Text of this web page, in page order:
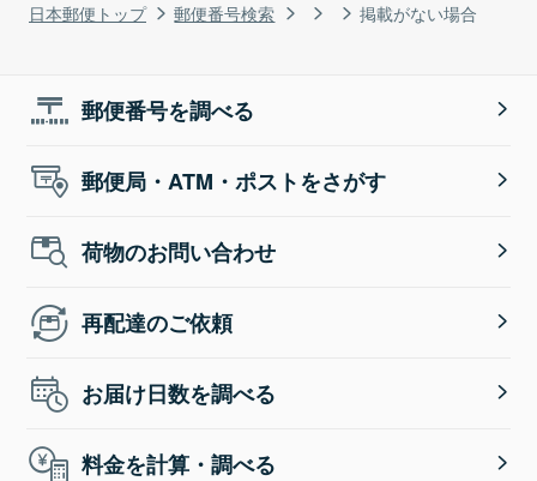
日本郵便トップ 郵便番号検索 掲載がない場合
郵便番号を調べる
郵便局・ATM・ポストをさがす
荷物のお問い合わせ
再配達のご依頼
お届け日数を調べる
料金を計算・調べる